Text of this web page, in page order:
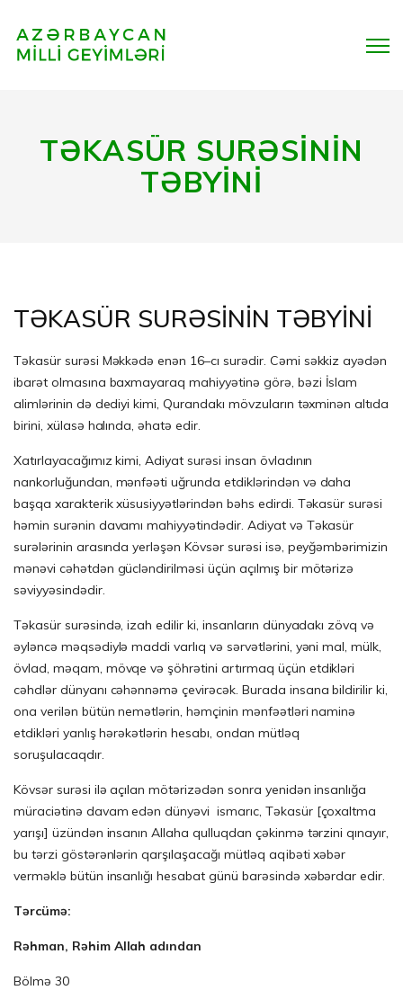
TƏKASÜR SURƏSİNİN
TƏBYİNİ
TƏKASÜR SURƏSİNİN TƏBYİNİ
Təkasür surəsi Məkkədə enən 16–cı surədir. Cəmi səkkiz ayədən
ibarət olmasına baxmayaraq mahiyyətinə görə, bəzi İslam
alimlərinin də dediyi kimi, Qurandakı mövzuların təxminən altıda
birini, xülasə halında, əhatə edir.
Xatırlayacağımız kimi, Adiyat surəsi insan övladının
nankorluğundan, mənfəəti uğrunda etdiklərindən və daha
başqa xarakterik xüsusiyyətlərindən bəhs edirdi. Təkasür surəsi
həmin surənin davamı mahiyyətindədir. Adiyat və Təkasür
surələrinin arasında yerləşən Kövsər surəsi isə, peyğəmbərimizin
mənəvi cəhətdən gücləndirilməsi üçün açılmış bir mötərizə
səviyyəsindədir.
Təkasür surəsində, izah edilir ki, insanların dünyadakı zövq və
əyləncə məqsədiylə maddi varlıq və sərvətlərini, yəni mal, mülk,
övlad, məqam, mövqe və şöhrətini artırmaq üçün etdikləri
cəhdlər dünyanı cəhənnəmə çevirəcək. Burada insana bildirilir ki,
ona verilən bütün nemətlərin, həmçinin mənfəətləri naminə
etdikləri yanlış hərəkətlərin hesabı, ondan mütləq
soruşulacaqdır.
Kövsər surəsi ilə açılan mötərizədən sonra yenidən insanlığa
müraciətinə davam edən dünyəvi ismarıc, Təkasür [çoxaltma
yarışı] üzündən insanın Allaha qulluqdan çəkinmə tərzini qınayır,
bu tərzi göstərənlərin qarşılaşacağı mütləq aqibəti xəbər
verməklə bütün insanlığı hesabat günü barəsində xəbərdar edir.
Tərcümə:
Rəhman, Rəhim Allah adından
Bölmə 30